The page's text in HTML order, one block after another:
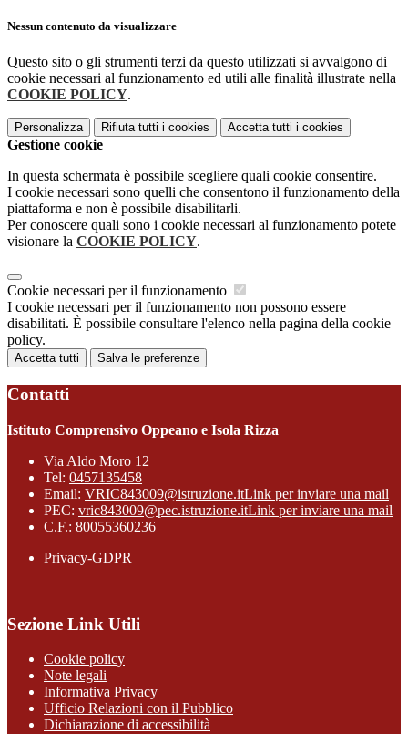
Nessun contenuto da visualizzare
Questo sito o gli strumenti terzi da questo utilizzati si avvalgono di
cookie necessari al funzionamento ed utili alle finalità illustrate nella
COOKIE POLICY.
Personalizza Rifiuta tutti i cookies Accetta tutti i cookies
Gestione cookie
In questa schermata è possibile scegliere quali cookie consentire.
I cookie necessari sono quelli che consentono il funzionamento della
piattaforma e non è possibile disabilitarli.
Per conoscere quali sono i cookie necessari al funzionamento potete
visionare la COOKIE POLICY.
Cookie necessari per il funzionamento
I cookie necessari per il funzionamento non possono essere
disabilitati. È possibile consultare l'elenco nella pagina della cookie
policy.
Accetta tutti Salva le preferenze
Contatti
Istituto Comprensivo Oppeano e Isola Rizza
Via Aldo Moro 12
Tel: 0457135458
Email: VRIC843009@istruzione.itLink per inviare una mail
PEC: vric843009@pec.istruzione.itLink per inviare una mail
C.F.: 80055360236
Privacy-GDPR
Sezione Link Utili
Cookie policy
Note legali
Informativa Privacy
Ufficio Relazioni con il Pubblico
Dichiarazione di accessibilità